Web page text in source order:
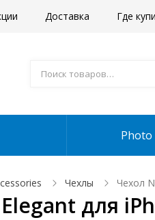
Доставка Где
Photo
Чехлы Чехол
для